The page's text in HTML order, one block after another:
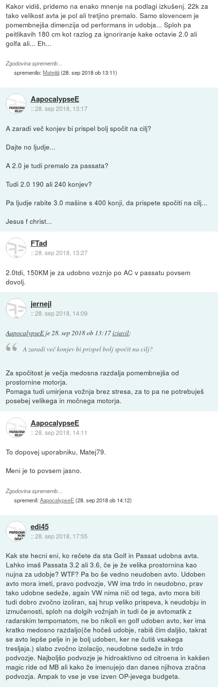
Kakor vidiš, pridemo na enako mnenje na podlagi izkušenj. 22k za
tako velikost avta je pol ali tretjino premalo. Samo slovencem je
pomembnejša dimenzija od performans in udobja... Sploh pa
peitlikavih 180 cm kot razlog za ignoriranje kake octavie 2.0 ali
golfa ali... Eh...
Zgodovina sprememb…
spremenilo:Matejjjjj(28. sep 2018 ob 13:11)
AapocalypseE
::28. sep 2018, 13:17
A zaradi več konjev bi prispel bolj spočit na cilj?
Dajte no ljudje...
A 2.0 je tudi premalo za passata?
Tudi 2.0 190 ali 240 konjev?
Pa ljudje rabite 3.0 mašine s 400 konji, da prispete spočiti na cilj...
Jesus f christ...
FTad
::28. sep 2018, 13:27
2.0tdi, 150KM je za udobno voznjo po AC v passatu povsem
dovolj.
jernejl
::28. sep 2018, 14:09
AapocalypseEje28. sep 2018 ob 13:17izjavil:
A zaradi več konjev bi prispel bolj spočit na cilj?
Za spočitost je večja medosna razdalja pomembnejša od
prostornine motorja.
Pomaga tudi umirjena vožnja brez stresa, za to pa ne potrebuješ
posebej velikega in močnega motorja.
AapocalypseE
::28. sep 2018, 14:11
To dopovej uporabniku, Matej79.
Meni je to povsem jasno.
Zgodovina sprememb…
spremenil:AapocalypseE(28. sep 2018 ob 14:12)
edi45
::28. sep 2018, 17:55
Kak ste hecni eni, ko rečete da sta Golf in Passat udobna avta.
Lahko imaš Passata 3.2 ali 3.6, če je že velika prostornina kao
nujna za udobje? WTF? Pa bo še vedno neudoben avto. Udoben
avto mora imeti, pravo podvozje, VW ima trdo in neudobno, prav
tako udobne sedeže, again VW nima nič od tega, avto mora biti
tudi dobro zvočno izoliran, saj hrup veliko prispeva, k neudobju in
izmučenosti, sploh na dolgih vožnjah in tudi če je avtomatik z
radarskim tempomatom, ne bo nikoli en golf udoben avto, ker ima
kratko medosno razdaljo(če hočeš udobje, rabiš čim daljšo, takrat
se avto lepše pelje in je bolj udoben, ker ne čutiš vsakega
tresljaja.) slabo zvočno izolacijo, neudobne sedeže in trdo
podvozje. Najboljšo podvozje je hidroaktivno od citroena in kakšen
magic ride od MB ali kako že imenujejo dan danes njihova zračna
podvozja. Ampak to vse je vse izven OP-jevega budgeta.